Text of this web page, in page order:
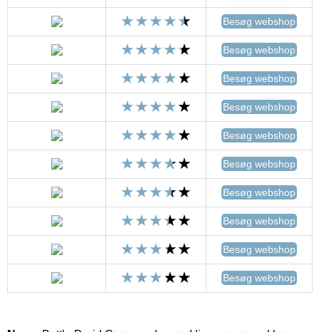
Besøg webshop
Besøg webshop
Besøg webshop
Besøg webshop
Besøg webshop
Besøg webshop
Besøg webshop
Besøg webshop
Besøg webshop
Besøg webshop